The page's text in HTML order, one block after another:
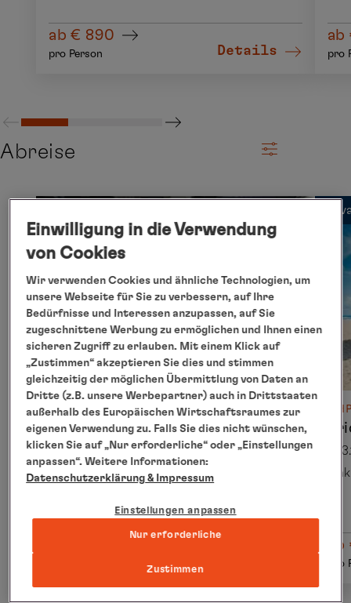
ab € 890
pro Person Details
ab
pro
Abreise
ABREISEPAKET
Abreisepaket Miami
03.12.2028
inkl. Flug
pro
Einwilligung in die Verwendung
von Cookies
Wir verwenden Cookies und ähnliche Technologien, um
unsere Webseite für Sie zu verbessern, auf Ihre
Bedürfnisse und Interessen anzupassen, auf Sie
zugeschnittene Werbung zu ermöglichen und Ihnen einen
sicheren Zugriff zu erlauben. Mit einem Klick auf
„Zustimmen“ akzeptieren Sie dies und stimmen
gleichzeitig der möglichen Übermittlung von Daten an
Dritte (z.B. unsere Werbepartner) auch in Drittstaaten
außerhalb des Europäischen Wirtschaftsraumes zur
eigenen Verwendung zu. Falls Sie dies nicht wünschen,
klicken Sie auf „Nur erforderliche“ oder „Einstellungen
anpassen“. Weitere Informationen:
Datenschutzerklärung & Impressum
Einstellungen anpassen
Nur erforderliche
Zustimmen